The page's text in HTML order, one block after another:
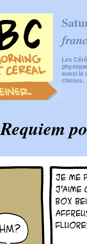
Les
aussi la
choses.
Requiem